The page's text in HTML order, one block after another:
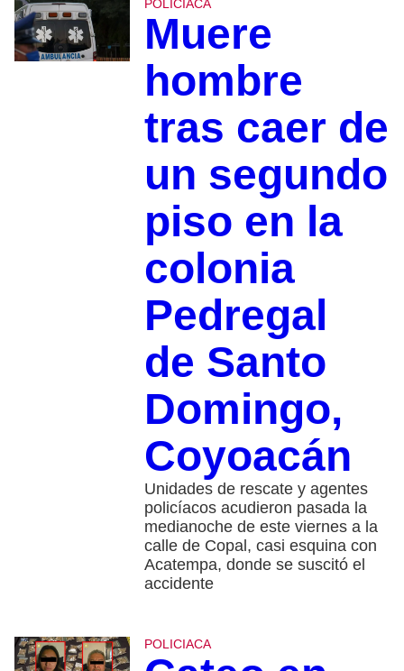
POLICIACA
Muere
hombre
tras caer de
un segundo
piso en la
colonia
Pedregal
de Santo
Domingo,
Coyoacán
Unidades de rescate y agentes
policíacos acudieron pasada la
medianoche de este viernes a la
calle de Copal, casi esquina con
Acatempa, donde se suscitó el
accidente
POLICIACA